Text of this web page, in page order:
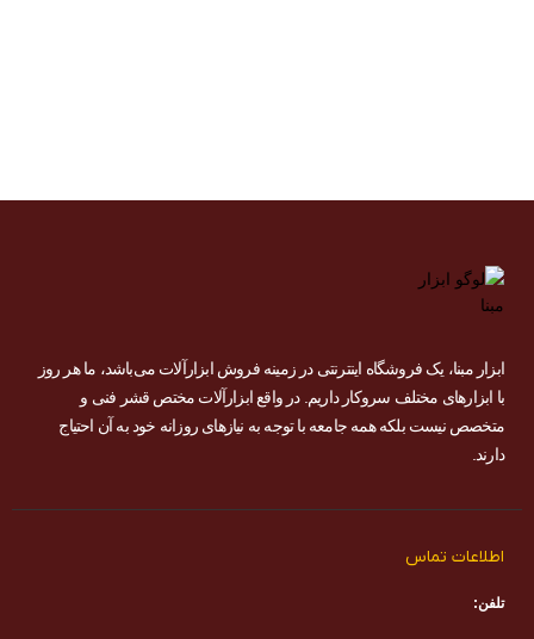
ابزار مبنا، یک فروشگاه اینترنتی در زمینه فروش ابزارآلات می‌باشد، ما هر روز
با ابزارهای مختلف سروکار داریم. در واقع ابزارآلات مختص قشر فنی و
متخصص نیست بلکه همه جامعه با توجه به نیازهای روزانه خود به آن احتیاج
دارند.
اطلاعات تماس
تلفن: